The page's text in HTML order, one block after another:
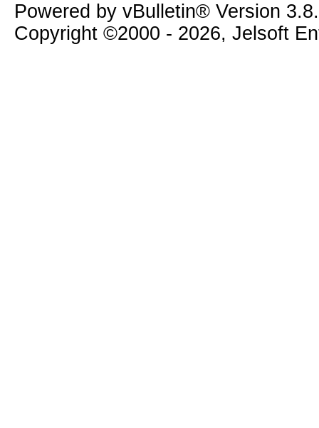
Powered by vBulletin® Version
Copyright ©2000 - 2026, Jelsoft